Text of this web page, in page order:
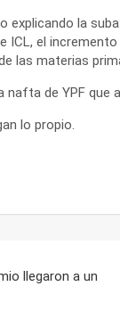
explicando la
ICL, el
las materias
de YPF que
lo propio.
llegaron a un